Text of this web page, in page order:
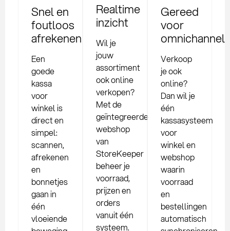
Snel en
foutloos
afrekenen
Een
goede
kassa
voor
winkel is
direct en
simpel:
scannen,
afrekenen
en
bonnetjes
gaan in
één
vloeiende
Realtime
inzicht
Wil je
jouw
assortiment
ook online
verkopen?
Met de
geïntegreerde
webshop
van
StoreKeeper
beheer je
voorraad,
prijzen en
orders
vanuit één
systeem.
Gereed
voor
omnichannel
Verkoop
je ook
online?
Dan wil je
één
kassasysteem
voor
winkel en
webshop
waarin
voorraad
en
bestellingen
automatisch